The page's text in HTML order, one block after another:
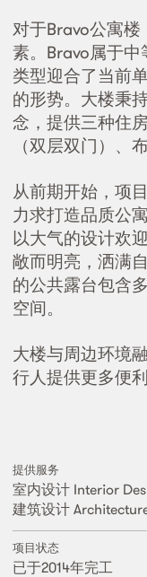
对于Bravo公寓
素。Bravo属于
类型迎合了当前
的形势。大楼秉
念，提供三种住
（双层双门）、
从前期开始，项
力求打造品质公
以大气的设计欢
敞而明亮，洒满
的公共露台包含
空间。
大楼与周边环境
行人提供更多便利
提供服务
室内设计 Interior
建筑设计
项目状态
已于2014年完工